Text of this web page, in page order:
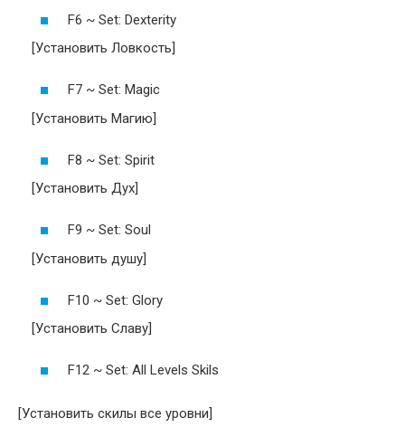
F6 ~ Set: Dexterity
[Установить Ловкость]
F7 ~ Set: Magic
[Установить Магию]
F8 ~ Set: Spirit
[Установить Дух]
F9 ~ Set: Soul
[Установить душу]
F10 ~ Set: Glory
[Установить Славу]
F12 ~ Set: All Levels Skils
[Установить скилы все уровни]